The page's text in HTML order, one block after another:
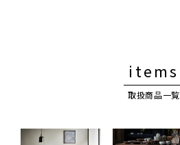
items
取扱商品一覧